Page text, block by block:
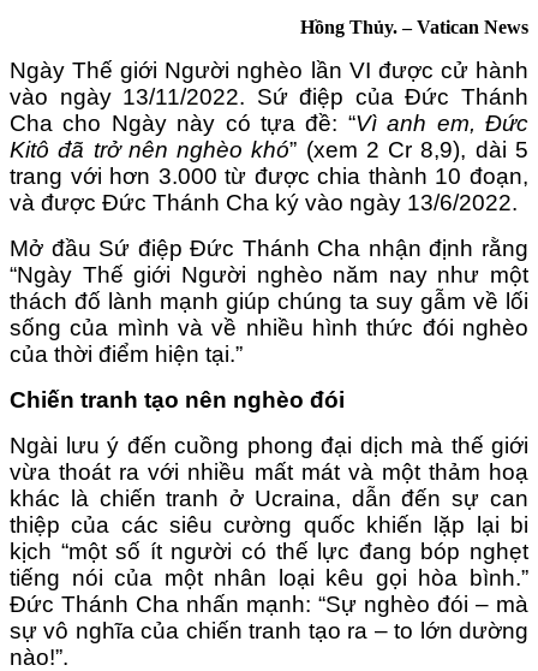
Hồng Thủy. – Vatican News
Ngày Thế giới Người nghèo lần VI được cử hành
vào ngày 13/11/2022. Sứ điệp của Đức Thánh
Cha cho Ngày này có tựa đề: “Vì anh em, Đức
Kitô đã trở nên nghèo khó” (xem 2 Cr 8,9), dài 5
trang với hơn 3.000 từ được chia thành 10 đoạn,
và được Đức Thánh Cha ký vào ngày 13/6/2022.
Mở đầu Sứ điệp Đức Thánh Cha nhận định rằng
“Ngày Thế giới Người nghèo năm nay như một
thách đố lành mạnh giúp chúng ta suy gẫm về lối
sống của mình và về nhiều hình thức đói nghèo
của thời điểm hiện tại.”
Chiến tranh tạo nên nghèo đói
Ngài lưu ý đến cuồng phong đại dịch mà thế giới
vừa thoát ra với nhiều mất mát và một thảm hoạ
khác là chiến tranh ở Ucraina, dẫn đến sự can
thiệp của các siêu cường quốc khiến lặp lại bi
kịch “một số ít người có thế lực đang bóp nghẹt
tiếng nói của một nhân loại kêu gọi hòa bình.”
Đức Thánh Cha nhấn mạnh: “Sự nghèo đói – mà
sự vô nghĩa của chiến tranh tạo ra – to lớn dường
nào!”.